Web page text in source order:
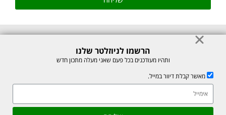
© כל הזכויות לתוכן באתר שמורות למיכל רוזנבך 2026. אין להעתיק או לשכפל
אתר זה מוגן על ידי reCAPTCHA של חברת Google, לצפייה ב-
הרשמו לניוזלטר שלנו
ותהיו מעודכנים בכל פעם שאני מעלה מתכון חדש
מאשר קבלת דיוור במייל.